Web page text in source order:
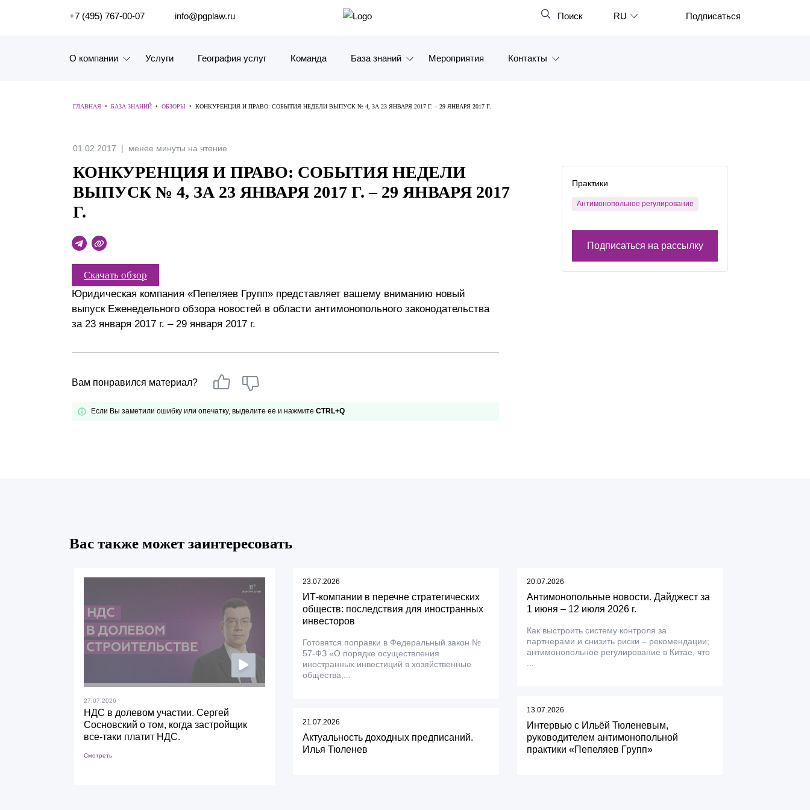
ПОИСК ПО САЙТУ Закрыть
+7 (495) 767-00-07 info@pgplaw.ru Поиск RU
日本語
Português
Türkçe
Подписаться
О компании
Наш опыт
Рейтинги, Награды, Цифры
Почему «Пепеляев Групп»?
Обращение Управляющего
Партнера
Социальная
Услуги География услуг Команда База знаний
Видео
Брошюры
Мероприятия Контакты
ГЛАВНАЯ • БАЗА ЗНАНИЙ • ОБЗОРЫ • КОНКУРЕНЦИЯ И ПРАВО: СОБЫТИЯ НЕДЕЛИ ВЫПУСК № 4, ЗА 23 ЯНВАРЯ 2017 Г. – 29 ЯНВАРЯ 2017 Г.
01.02.2017 менее минуты на чтение
КОНКУРЕНЦИЯ И ПРАВО: СОБЫТИЯ НЕДЕЛИ
ВЫПУСК № 4, ЗА 23 ЯНВАРЯ 2017 Г. – 29 ЯНВАРЯ 2017
Г.
Скачать обзор
Юридическая компания «Пепеляев Групп» представляет вашему вниманию новый
выпуск Еженедельного обзора новостей в области антимонопольного законодательства
за 23 января 2017 г. – 29 января 2017 г.
Вам понравился материал?
Если Вы заметили ошибку или опечатку, выделите ее и нажмите CTRL+Q
Практики
Антимонопольное регулирование
Подписаться на рассылку
Вас также может заинтересовать
27.07.2026
НДС в долевом участии. Сергей
Сосновский о том, когда застройщик
все-таки платит НДС.
Смотреть
23.07.2026
ИТ-компании в перечне стратегических
обществ: последствия для иностранных
инвесторов
Готовятся поправки в Федеральный закон №
57-ФЗ «О порядке осуществления
иностранных инвестиций в хозяйственные
общества,...
21.07.2026
Актуальность доходных предписаний.
Илья Тюленев
20.07.2026
Антимонопольные новости. Дайджест за
1 июня – 12 июля 2026 г.
Как выстроить систему контроля за
партнерами и снизить риски – рекомендации;
антимонопольное регулирование в Китае, что
13.07.2026
Интервью с Ильёй Тюленевым,
руководителем антимонопольной
практики «Пепеляев Групп»